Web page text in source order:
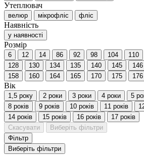
Утеплювач
велюр мікрофліс фліс
Наявність
у наявності
Розмір
6 12 14 86 92 98 104 110
128
130 134 135 140 145 146
158
160 164 165 170 175 176
Вік
1,5 року 2 роки 3 роки 4 роки 5
8 років
9 років 10 років 11 років
14 років
15 років 16 років
17 років
Скасувати
Виберіть фільтри
Фільтр
Виберіть фільтри